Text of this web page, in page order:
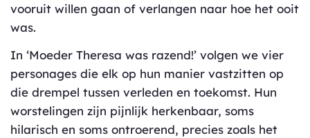
vooruit willen gaan of verlangen naar hoe het ooit
was.
In ‘Moeder Theresa was razend!’ volgen we vier
personages die elk op hun manier vastzitten op
die drempel tussen verleden en toekomst. Hun
worstelingen zijn pijnlijk herkenbaar, soms
hilarisch en soms ontroerend, precies zoals het